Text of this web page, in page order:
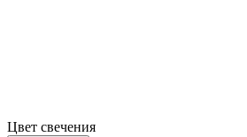
Цвет свечения